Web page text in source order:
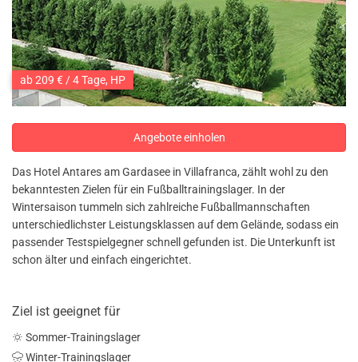
ab 209 € / 4 Tage, HP
Angebote einholen
Das Hotel Antares am Gardasee in Villafranca, zählt wohl zu den
bekanntesten Zielen für ein Fußballtrainingslager. In der
Wintersaison tummeln sich zahlreiche Fußballmannschaften
unterschiedlichster Leistungsklassen auf dem Gelände, sodass ein
passender Testspielgegner schnell gefunden ist. Die Unterkunft ist
schon älter und einfach eingerichtet.
Ziel ist geeignet für
Sommer-Trainingslager
Winter-Trainingslager